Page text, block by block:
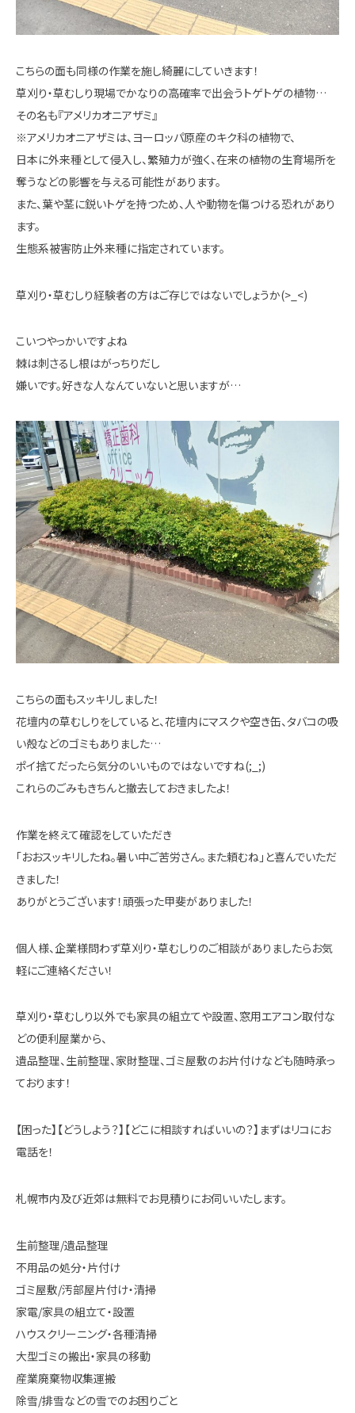
こちらの面も同様の作業を施し綺麗にしていきます！
草刈り・草むしり現場でかなりの高確率で出会うトゲトゲの植物…
その名も『アメリカオニアザミ』
※アメリカオニアザミは、ヨーロッパ原産のキク科の植物で、
日本に外来種として侵入し、繁殖力が強く、在来の植物の生育場所を
奪うなどの影響を与える可能性があります。
また、葉や茎に鋭いトゲを持つため、人や動物を傷つける恐れがあり
ます。
生態系被害防止外来種に指定されています。
草刈り・草むしり経験者の方はご存じではないでしょうか(>_<)
こいつやっかいですよね
棘は刺さるし根はがっちりだし
嫌いです。好きな人なんていないと思いますが…
こちらの面もスッキリしました！
花壇内の草むしりをしていると、花壇内にマスクや空き缶、タバコの吸
い殻などのゴミもありました…
ポイ捨てだったら気分のいいものではないですね(;_;)
これらのごみもきちんと撤去しておきましたよ！
作業を終えて確認をしていただき
「おおスッキリしたね。暑い中ご苦労さん。また頼むね」と喜んでいただ
きました！
ありがとうございます！頑張った甲斐がありました！
個人様、企業様問わず草刈り・草むしりのご相談がありましたらお気
軽にご連絡ください！
草刈り・草むしり以外でも家具の組立てや設置、窓用エアコン取付な
どの便利屋業から、
遺品整理、生前整理、家財整理、ゴミ屋敷のお片付けなども随時承っ
ております！
【困った】【どうしよう？】【どこに相談すればいいの？】まずはリコにお
電話を！
札幌市内及び近郊は無料でお見積りにお伺いいたします。
生前整理/遺品整理
不用品の処分・片付け
ゴミ屋敷/汚部屋片付け・清掃
家電/家具の組立て・設置
ハウスクリーニング・各種清掃
大型ゴミの搬出・家具の移動
産業廃棄物収集運搬
除雪/排雪などの雪でのお困りごと